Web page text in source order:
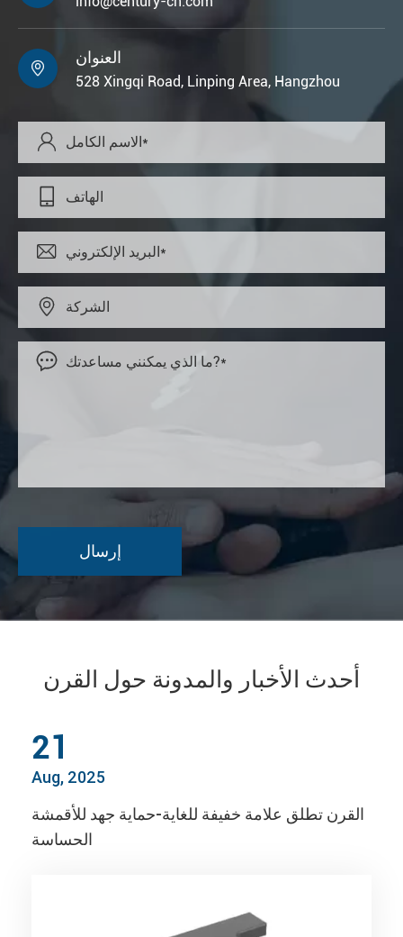

العنوان
528 Xingqi Road, Linping Area, Hangzhou





أحدث الأخبار والمدونة حول القرن
21
Aug, 2025
القرن تطلق علامة خفيفة للغاية-حماية جهد للأقمشة
الحساسة